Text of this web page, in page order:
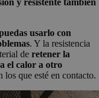
y resistente también
usarlo con
. Y la resistencia
deretener la
el calor a otro
que esté en contacto.